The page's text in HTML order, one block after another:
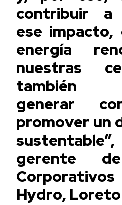
contribuir a
ese impacto,
energía
nuestras
también
generar
promover un
gerente
Hydro,